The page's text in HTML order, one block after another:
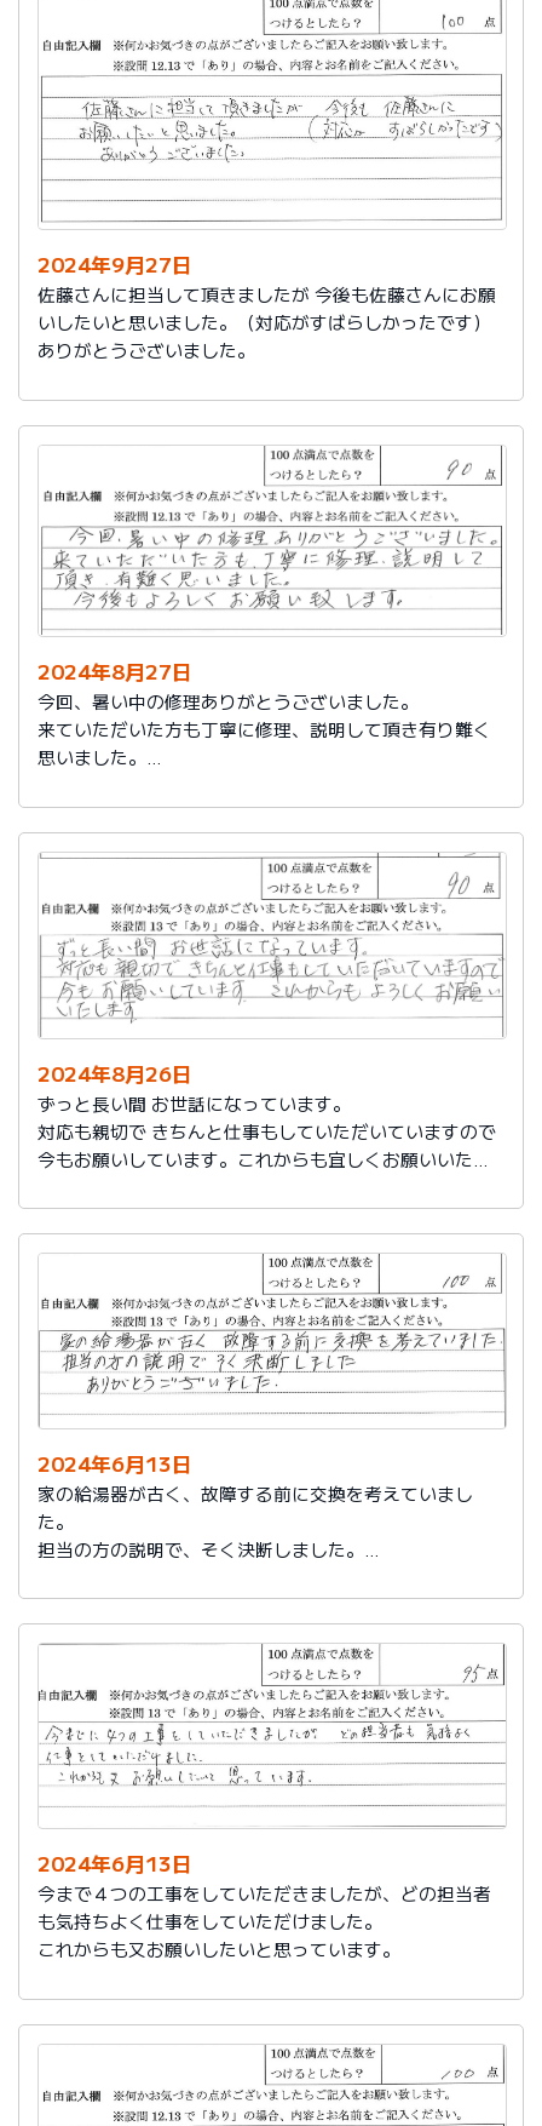
2024年9月27日
佐藤さんに担当して頂きましたが 今後も佐藤さんにお願
いしたいと思いました。（対応がすばらしかったです）
ありがとうございました。
2024年8月27日
今回、暑い中の修理ありがとうございました。
来ていただいた方も丁寧に修理、説明して頂き有り難く
思いました。
2024年8月26日
ずっと長い間 お世話になっています。
対応も親切で きちんと仕事もしていただいていますので
今もお願いしています。これからも宜しくお願いいたし
2024年6月13日
家の給湯器が古く、故障する前に交換を考えていまし
た。
担当の方の説明で、そく決断しました。
2024年6月13日
今まで４つの工事をしていただきましたが、どの担当者
も気持ちよく仕事をしていただけました。
これからも又お願いしたいと思っています。